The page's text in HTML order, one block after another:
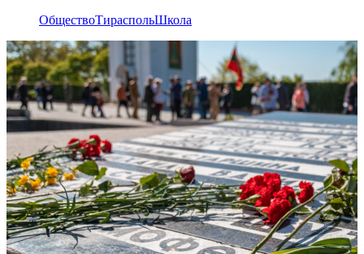
ОбществоТираспольШкола